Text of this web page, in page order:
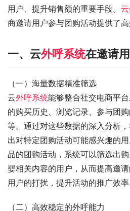
用户、提升销售额的重要手段。
商邀请用户参与团购活动提供了高
一、云外呼系统在邀请
（一）海量数据精准筛选
云外呼系统能够整合社交电商平
的购买历史、浏览记录、参与团
等。通过对这些数据的深入分析
出对特定团购活动可能感兴趣的
品的团购活动，系统可以筛选出
婴相关内容的用户，从而提高邀
用户的打扰，提升活动的推广效率
（二）高效稳定的外呼能力